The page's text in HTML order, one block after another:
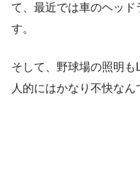
て、最近では車のヘッ
す。
そして、野球場の照明
人的にはかなり不快なん